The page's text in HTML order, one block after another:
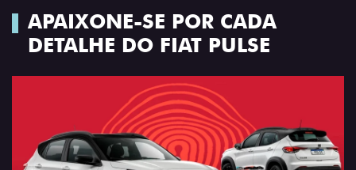
APAIXONE-SE POR CADA
DETALHE DO FIAT PULSE